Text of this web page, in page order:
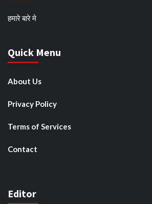
हमारे बारे मे
Quick Menu
About Us
Privacy Policy
Terms of Services
Contact
Editor